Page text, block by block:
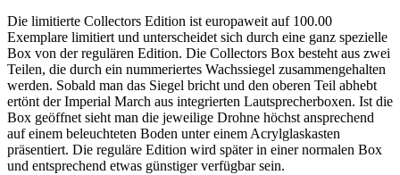
Die limitierte Collectors Edition ist europaweit auf 100.00
Exemplare limitiert und unterscheidet sich durch eine ganz spezielle
Box von der regulären Edition. Die Collectors Box besteht aus zwei
Teilen, die durch ein nummeriertes Wachssiegel zusammengehalten
werden. Sobald man das Siegel bricht und den oberen Teil abhebt
ertönt der Imperial March aus integrierten Lautsprecherboxen. Ist die
Box geöffnet sieht man die jeweilige Drohne höchst ansprechend
auf einem beleuchteten Boden unter einem Acrylglaskasten
präsentiert. Die reguläre Edition wird später in einer normalen Box
und entsprechend etwas günstiger verfügbar sein.